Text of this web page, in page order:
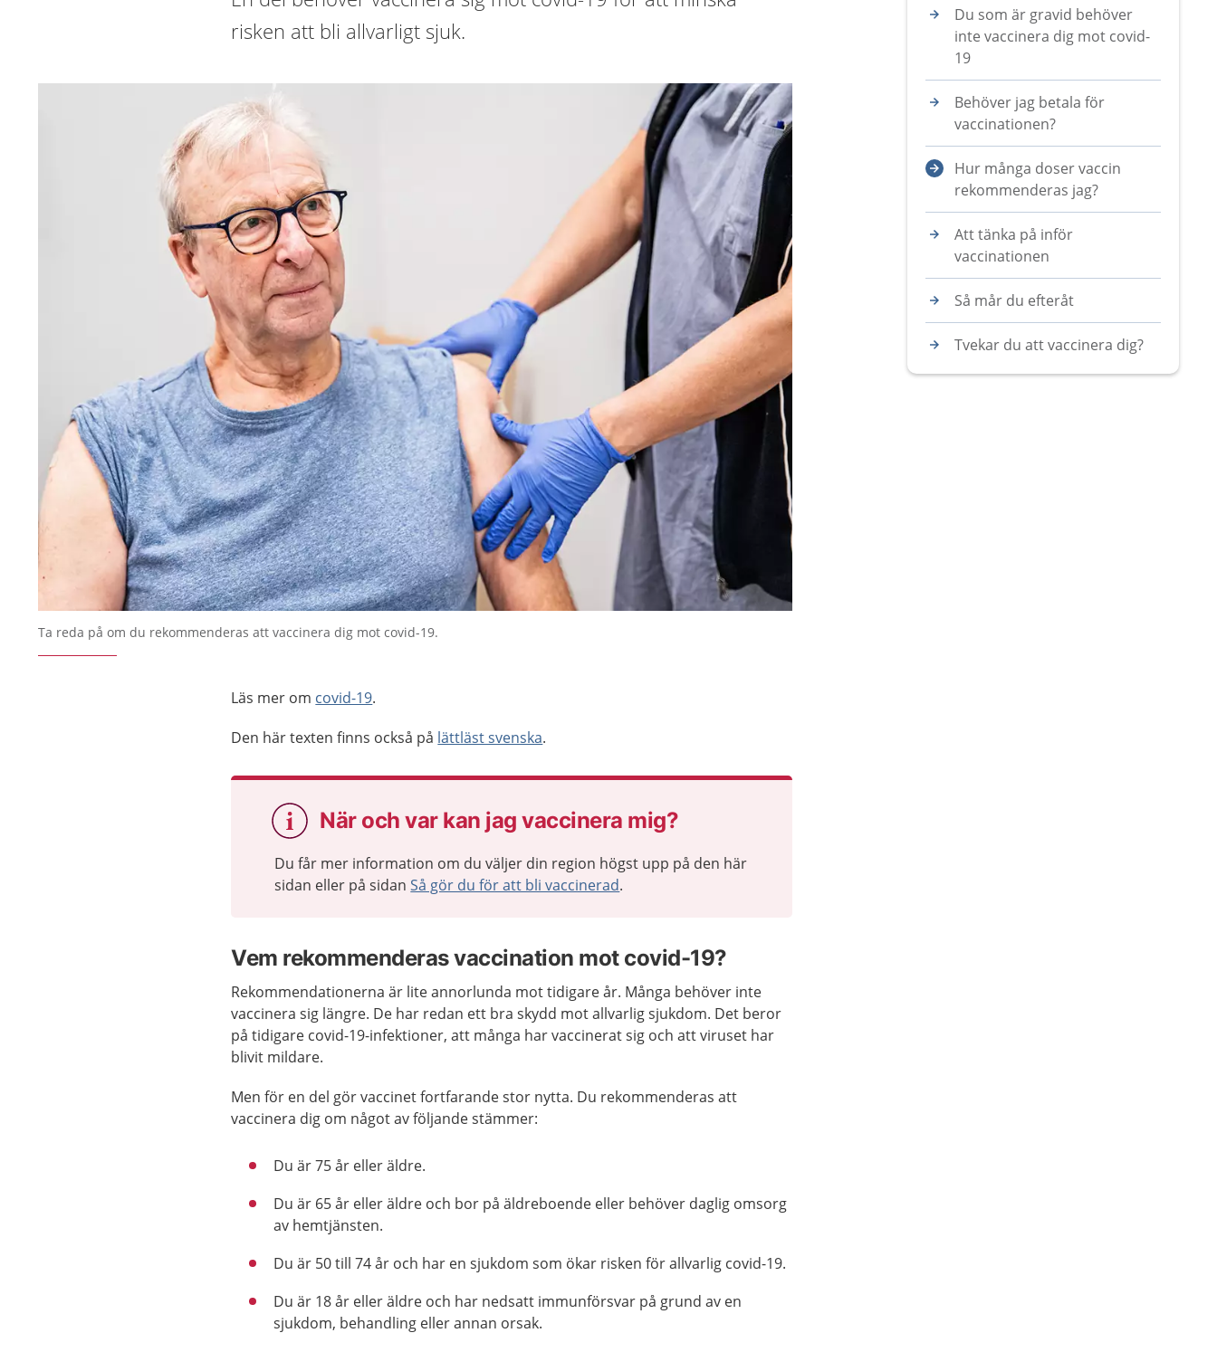
risken att bli allvarligt sjuk.
Ta reda på om du rekommenderas att vaccinera dig mot covid-19.
Läs mer om covid-19.
Den här texten finns också på lättläst svenska.
När och var kan jag vaccinera mig?
Du får mer information om du väljer din region högst upp på den här
sidan eller på sidanSå gör du för att bli vaccinerad.
Vem rekommenderas vaccination mot covid-19?
Rekommendationerna är lite annorlunda mot tidigare år. Många behöver inte
vaccinera sig längre. De har redan ett bra skydd mot allvarlig sjukdom. Det beror
på tidigare covid-19-infektioner, att många har vaccinerat sig och att viruset har
blivit mildare.
Men för en del gör vaccinet fortfarande stor nytta. Du rekommenderas att
vaccinera dig om något av följande stämmer:
Du är 75 år eller äldre.
Du är 65 år eller äldre och bor på äldreboende eller behöver daglig omsorg
av hemtjänsten.
Du är 50 till 74 år och har en sjukdom som ökar risken för allvarlig covid-19.
Du är 18 år eller äldre och har nedsatt immunförsvar på grund av en
sjukdom, behandling eller annan orsak.
Du som är gravid behöver
inte vaccinera dig mot covid-
19
Behöver jag betala för
vaccinationen?
Hur många doser vaccin
rekommenderas jag?
Att tänka på inför
vaccinationen
Så mår du efteråt
Tvekar du att vaccinera dig?